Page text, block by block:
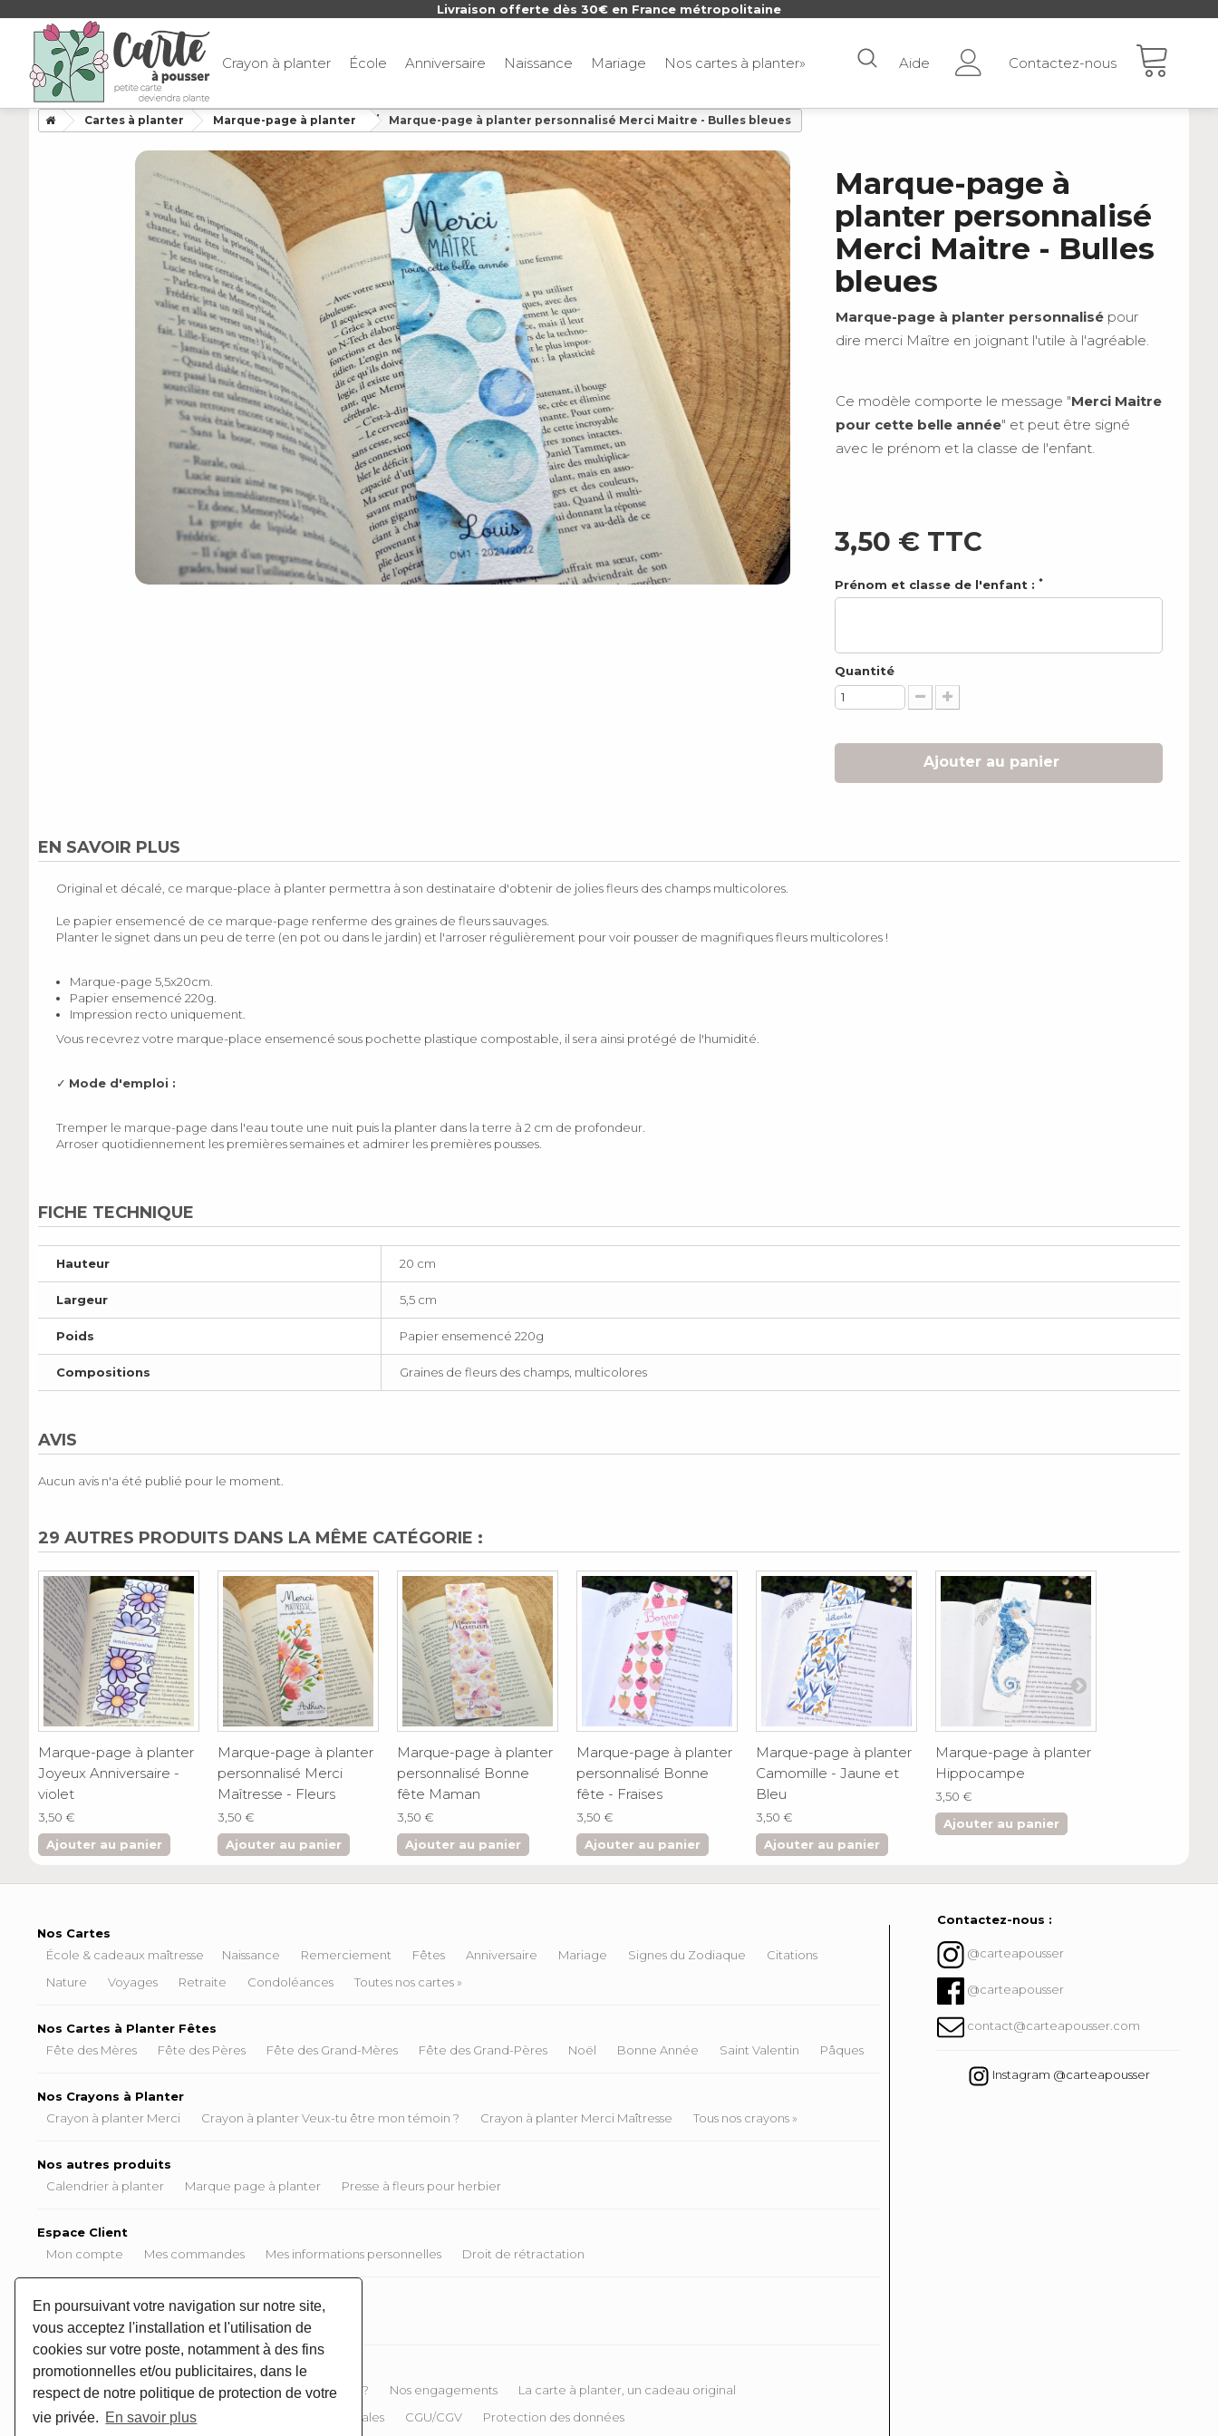
En poursuivant votre navigation sur notre site,
vous acceptez l'installation et l'utilisation de
cookies sur votre poste, notamment à des fins
promotionnelles et/ou publicitaires, dans le
respect de notre politique de protection de votre
vie privée. En savoir plus
Livraison offerte dès 30€ en France métropolitaine
Crayon à planter École Anniversaire Naissance Mariage Nos cartes à planter» Aide Contactez-nous
Cartes à planter Marque-page à planter Marque-page à planter personnalisé Merci Maitre - Bulles bleues
Marque-page à
planter personnalisé
Merci Maitre - Bulles
bleues
Marque-page à planter personnalisépour
dire merci Maître en joignant l'utile à l'agréable.
Ce modèle comporte le message "Merci Maitre
pour cette belle année" et peut être signé
avec le prénom et la classe de l'enfant.
3,50 €TTC
Prénom et classe de l'enfant : *
Quantité
Ajouter au panier
EN SAVOIR PLUS
Original et décalé, ce marque-place à planter permettra à son destinataire d'obtenir de jolies fleurs des champs multicolores.
Le papier ensemencé de ce marque-page renferme des graines de fleurs sauvages.
Planter le signet dans un peu de terre (en pot ou dans le jardin) et l'arroser régulièrement pour voir pousser de magnifiques fleurs multicolores !
Marque-page 5,5x20cm.
Papier ensemencé 220g.
Impression recto uniquement.
Vous recevrez votre marque-place ensemencé sous pochette plastique compostable, il sera ainsi protégé de l'humidité.
✓ Mode d'emploi :
Tremper le marque-page dans l'eau toute une nuit puis la planter dans la terre à 2 cm de profondeur.
Arroser quotidiennement les premières semaines et admirer les premières pousses.
FICHE TECHNIQUE
Hauteur 20 cm
Largeur 5,5 cm
Poids Papier ensemencé 220g
Compositions Graines de fleurs des champs, multicolores
AVIS
Aucun avis n'a été publié pour le moment.
29 AUTRES PRODUITS DANS LA MÊME CATÉGORIE :
Marque-page à planter
Joyeux Anniversaire -
violet
3,50 €
Ajouter au panier
Marque-page à planter
personnalisé Merci
Maîtresse - Fleurs
3,50 €
Ajouter au panier
Marque-page à planter
personnalisé Bonne
fête Maman
3,50 €
Ajouter au panier
Marque-page à planter
personnalisé Bonne
fête - Fraises
3,50 €
Ajouter au panier
Marque-page à planter
Camomille - Jaune et
Bleu
3,50 €
Ajouter au panier
Marque-page à planter
Hippocampe
3,50 €
Ajouter au panier
Nos Cartes
École & cadeaux maîtresse
Naissance Remerciement Fêtes Anniversaire Mariage Signes du Zodiaque
Citations
Nature
Voyages Retraite Condoléances Toutes nos cartes »
Nos Cartes à Planter Fêtes
Fête des Mères
Fête des Pères Fête des Grand-Mères Fête des Grand-Pères Noël Bonne Année Saint Valentin Pâques
Nos Crayons à Planter
Crayon à planter Merci
Crayon à planter Veux-tu être mon témoin ? Crayon à planter Merci Maîtresse Tous nos crayons »
Nos autres produits
Calendrier à planter
Marque page à planter Presse à fleurs pour herbier
Espace Client
Mon compte
Mes commandes Mes informations personnelles Droit de rétractation
Aide & Informations
Aide et questions fréquentes
Plan du site
À propos de Carte à Pousser
Dans l'atelier de Carte à Pousser
Qui sommes-nous ? Nos engagements
La carte à planter, un cadeau original
Devenez revendeur Carte à Pousser !
Mentions légales CGU/CGV Protection des données
Contactez-nous :
@carteapousser
@carteapousser
contact@carteapousser.com
Instagram @carteapousser